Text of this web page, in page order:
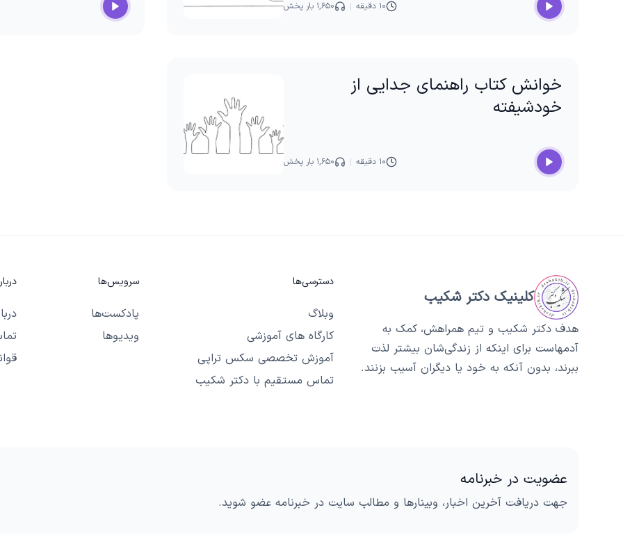
۱۰ دقیقه ۱,۶۵۰ بار پخش
خوانش کتاب راهنمای جدایی از
خودشیفته
۱۰ دقیقه ۱,۶۵۰ بار پخش
کلینیک دکتر شکیب
هدف دکتر شکیب و تیم همراهش، کمک به
آدمهاست برای اینکه از زندگی‌شان بیشتر لذت
ببرند، بدون آنکه به خود یا دیگران آسیب بزنند.
دسترسی‌ها
وبلاگ
کارگاه های آموزشی
آموزش تخصصی سکس تراپی
تماس مستقیم با دکتر شکیب
سرویس‌ها
پادکست‌ها
ویدیوها
عضویت در خبرنامه
جهت دریافت آخرین اخبار، وبینارها و مطالب سایت در خبرنامه عضو شوید.